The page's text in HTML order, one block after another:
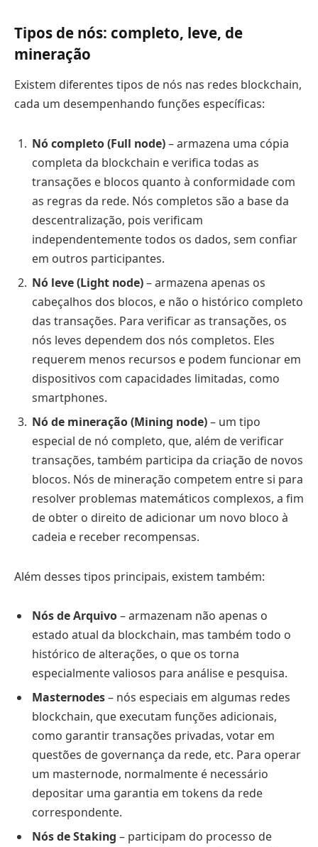
Tipos de nós: completo, leve, de
mineração
Existem diferentes tipos de nós nas redes blockchain,
cada um desempenhando funções específicas:
Nó completo (Full node)– armazena uma cópia
completa da blockchain e verifica todas as
transações e blocos quanto à conformidade com
as regras da rede. Nós completos são a base da
descentralização, pois verificam
independentemente todos os dados, sem confiar
em outros participantes.
Nó leve (Light node)– armazena apenas os
cabeçalhos dos blocos, e não o histórico completo
das transações. Para verificar as transações, os
nós leves dependem dos nós completos. Eles
requerem menos recursos e podem funcionar em
dispositivos com capacidades limitadas, como
smartphones.
Nó de mineração (Mining node)– um tipo
especial de nó completo, que, além de verificar
transações, também participa da criação de novos
blocos. Nós de mineração competem entre si para
resolver problemas matemáticos complexos, a fim
de obter o direito de adicionar um novo bloco à
cadeia e receber recompensas.
Além desses tipos principais, existem também:
Nós de Arquivo– armazenam não apenas o
estado atual da blockchain, mas também todo o
histórico de alterações, o que os torna
especialmente valiosos para análise e pesquisa.
Masternodes– nós especiais em algumas redes
blockchain, que executam funções adicionais,
como garantir transações privadas, votar em
questões de governança da rede, etc. Para operar
um masternode, normalmente é necessário
depositar uma garantia em tokens da rede
correspondente.
Nós de Staking – participam do processo de